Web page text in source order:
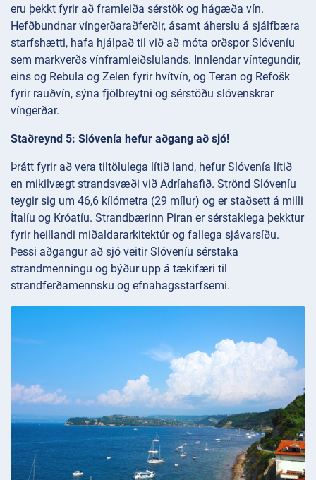
eru þekkt fyrir að framleiða sérstök og hágæða vín.
Hefðbundnar víngerðaraðferðir, ásamt áherslu á sjálfbæra
starfshætti, hafa hjálpað til við að móta orðspor Slóveníu
sem markverðs vínframleiðslulands. Innlendar víntegundir,
eins og Rebula og Zelen fyrir hvítvín, og Teran og Refošk
fyrir rauðvín, sýna fjölbreytni og sérstöðu slóvenskrar
víngerðar.
Staðreynd 5: Slóvenía hefur aðgang að sjó!
Þrátt fyrir að vera tiltölulega lítið land, hefur Slóvenía lítið
en mikilvægt strandsvæði við Adríahafið. Strönd Slóveníu
teygir sig um 46,6 kílómetra (29 mílur) og er staðsett á milli
Ítalíu og Króatíu. Strandbærinn Piran er sérstaklega þekktur
fyrir heillandi miðaldararkitektúr og fallega sjávarsíðu.
Þessi aðgangur að sjó veitir Slóveníu sérstaka
strandmenningu og býður upp á tækifæri til
strandferðamennsku og efnahagsstarfsemi.